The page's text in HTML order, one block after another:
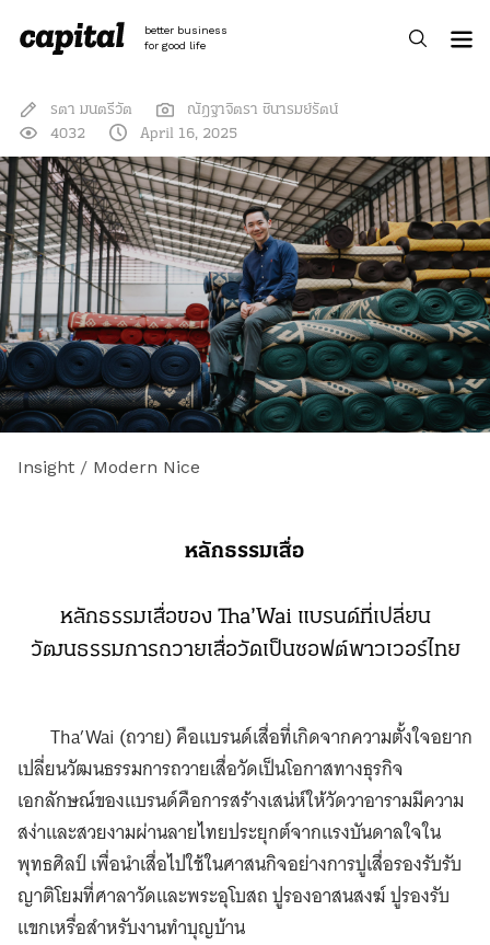
content
better business
for good life
รตา มนตรีวัต
ณัฎฐาจิตรา ชินารมย์รัตน์
4032
April 16, 2025
Insight / Modern Nice
หลักธรรมเสื่อ
หลักธรรมเสื่อของ Tha’Wai แบรนด์ที่เปลี่ยน
วัฒนธรรมการถวายเสื่อวัดเป็นซอฟต์พาวเวอร์ไทย
Tha’Wai (ถวาย) คือแบรนด์เสื่อที่เกิดจากความตั้งใจอยาก
เปลี่ยนวัฒนธรรมการถวายเสื่อวัดเป็นโอกาสทางธุรกิจ
เอกลักษณ์ของแบรนด์คือการสร้างเสน่ห์ให้วัดวาอารามมีความ
สง่าและสวยงามผ่านลายไทยประยุกต์จากแรงบันดาลใจใน
พุทธศิลป์ เพื่อนำเสื่อไปใช้ในศาสนกิจอย่างการปูเสื่อรองรับรับ
ญาติโยมที่ศาลาวัดและพระอุโบสถ ปูรองอาสนสงฆ์ ปูรองรับ
แขกเหรื่อสำหรับงานทำบุญบ้าน